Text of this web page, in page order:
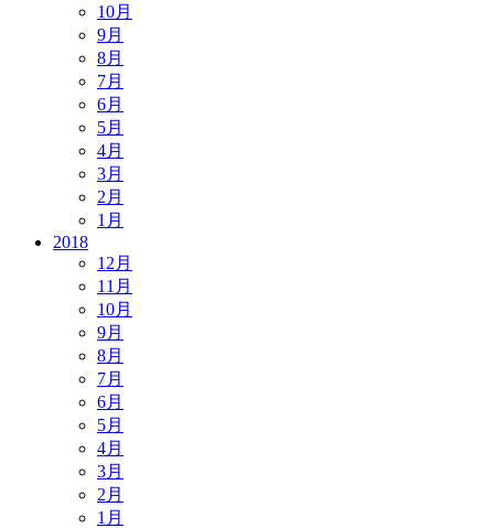
10月
9月
8月
7月
6月
5月
4月
3月
2月
1月
2018
12月
11月
10月
9月
8月
7月
6月
5月
4月
3月
2月
1月